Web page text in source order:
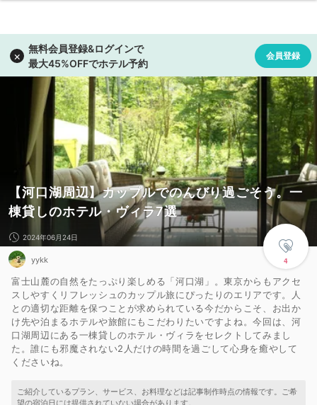
【河口湖周辺】カップルでのんびり過ごそう。一
棟貸しのホテル・ヴィラ7選
4
2024年06月24日
yykk
富士山麓の自然をたっぷり楽しめる「河口湖」。東京からもアクセ
スしやすくリフレッシュのカップル旅にぴったりのエリアです。人
との適切な距離を保つことが求められている今だからこそ、お出か
け先や泊まるホテルや旅館にもこだわりたいですよね。今回は、河
口湖周辺にある一棟貸しのホテル・ヴィラをセレクトしてみまし
た。誰にも邪魔されない2人だけの時間を過ごして心身を癒やして
くださいね。